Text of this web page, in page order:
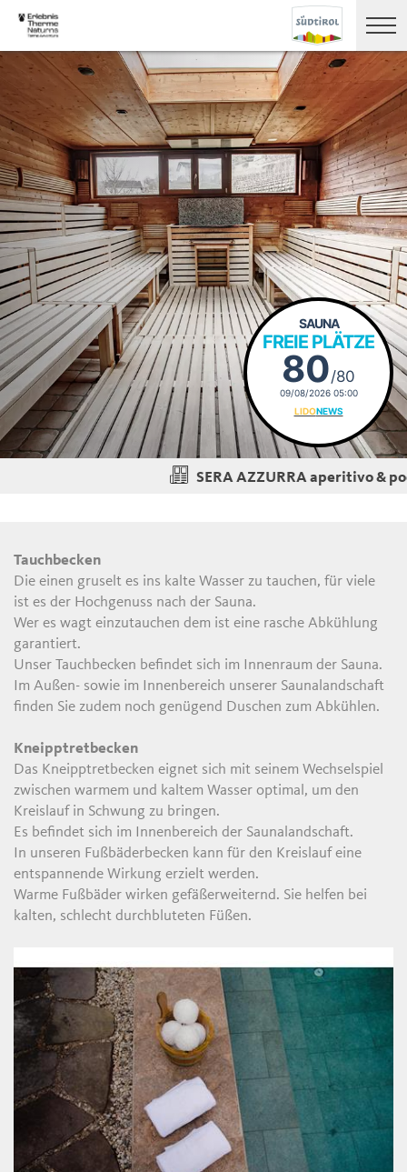
SAUNA
FREIE PLÄTZE
80/80
09/08/2026 05:00
LIDONEWS
SERA AZZURRA aperitivo &
Tauchbecken
Die einen gruselt es ins kalte Wasser zu tauchen, für viele
ist es der Hochgenuss nach der Sauna.
Wer es wagt einzutauchen dem ist eine rasche Abkühlung
garantiert.
Unser Tauchbecken befindet sich im Innenraum der Sauna.
Im Außen- sowie im Innenbereich unserer Saunalandschaft
finden Sie zudem noch genügend Duschen zum Abkühlen.
Kneipptretbecken
Das Kneipptretbecken eignet sich mit seinem Wechselspiel
zwischen warmem und kaltem Wasser optimal, um den
Kreislauf in Schwung zu bringen.
Es befindet sich im Innenbereich der Saunalandschaft.
In unseren Fußbäderbecken kann für den Kreislauf eine
entspannende Wirkung erzielt werden.
Warme Fußbäder wirken gefäßerweiternd. Sie helfen bei
kalten, schlecht durchbluteten Füßen.